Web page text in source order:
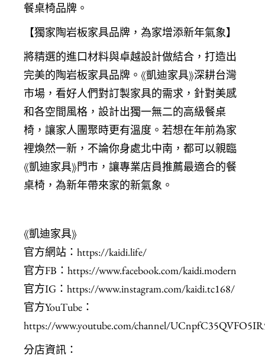
餐桌椅品牌。
【獨家陶岩板家具品牌，為家增添新年氣象】
將精選的進口材料與卓越設計做結合，打造出
完美的陶岩板家具品牌。《凱迪家具》深耕台灣
市場，看好人們對訂製家具的需求，針對美感
和各空間風格，設計出獨一無二的高級餐桌
椅，讓家人團聚時更有溫度。若想在年前為家
裡煥然一新，不論你身處北中南，都可以親臨
《凱迪家具》門市，讓專業店員推薦最適合的餐
桌椅，為新年帶來家的新氣象。
《凱迪家具》
官方網站：https://kaidi.life/
官方FB：https://www.facebook.com/kaidi.modern
官方IG：https://www.instagram.com/kaidi.tc168/
官方YouTube：
https://www.youtube.com/channel/
分店資訊：